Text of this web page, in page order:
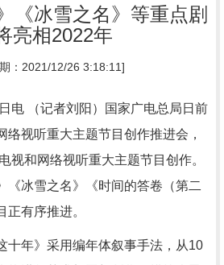
《冰雪之名》等重点剧
亮相2022年
：2021/12/26 3:18:11]
（记者刘阳）国家广电总局日前
络视听重大主题节目创作推进会，
视和网络视听重大主题节目创作。
《冰雪之名》《时间的答卷（第二
有序推进。
年》采用编年体叙事手法，从10